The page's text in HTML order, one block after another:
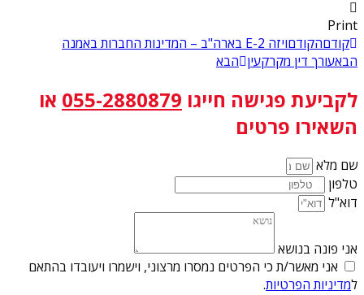
Print
קודםהקודםויזה E-2 בארה"ב – המדינות החברות באמנה
הבאעורך דין מקרקעין הבא
לקביעת פגישה חייגו 055-2880879 או
השאירו פרטים
שם מלא
טלפון
דוא"ל
אני פונה בנושא
אני מאשר/ת כי הפרטים נמסרו מרצוני, וישמרו ויעובדו בהתאם
למדיניות הפרטיות.